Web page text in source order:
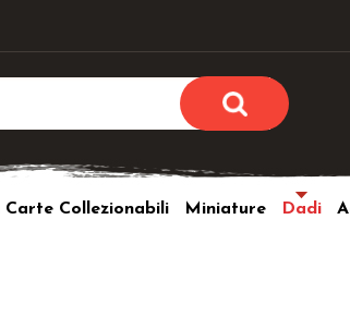
Per completare
utente e la
Carte Collezionabili Miniature Dadi